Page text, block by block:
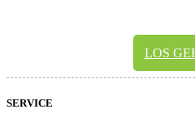
LOS
SERVICE